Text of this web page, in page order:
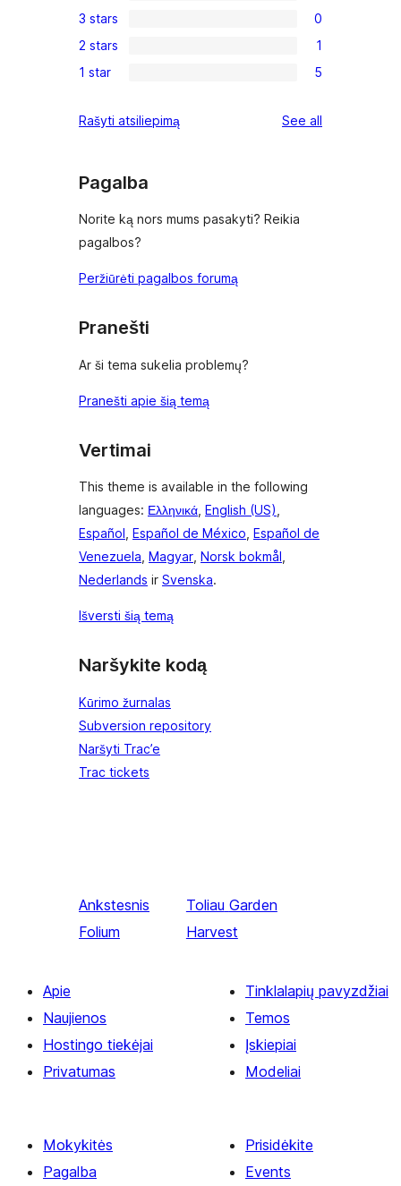
star
reviews
4-
star
reviews
0
3-
star
3 stars 0
1
2-
review
2 stars 1
5
star
1 star 5
Rašyti atsiliepimą See all
Pagalba
Norite ką nors mums pasakyti? Reikia
pagalbos?
Peržiūrėti pagalbos forumą
Pranešti
Ar ši tema sukelia problemų?
Pranešti apie šią temą
Vertimai
This theme is available in the following
languages: Ελληνικά, English (US),
Español, Español de México, Español de
Venezuela, Magyar, Norsk bokmål,
Nederlands ir Svenska.
Išversti šią temą
Naršykite kodą
Kūrimo žurnalas
Subversion repository
Naršyti Trac’e
Trac tickets
Ankstesnis
Folium
Toliau Garden
Harvest
Apie
Naujienos
Hostingo tiekėjai
Privatumas
Tinklalapių pavyzdžiai
Temos
Įskiepiai
Modeliai
Mokykitės
Pagalba
Prisidėkite
Events